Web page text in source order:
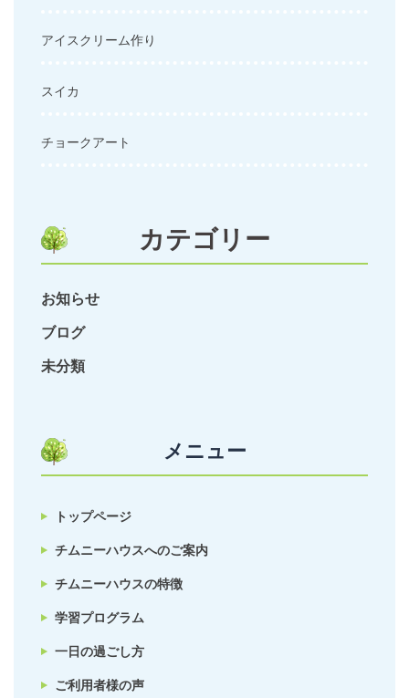
アイスクリーム作り
スイカ
チョークアート
カテゴリー
お知らせ
ブログ
未分類
メニュー
トップページ
チムニーハウスへのご案内
チムニーハウスの特徴
学習プログラム
一日の過ごし方
ご利用者様の声